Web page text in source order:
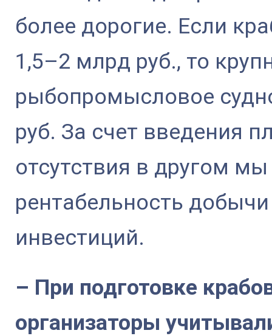
более дорогие. Если
1,5–2 млрд руб., то
рыбопромысловое
руб. За счет введения
отсутствия в другом
рентабельность
инвестиций.
– При подготовке
организаторы